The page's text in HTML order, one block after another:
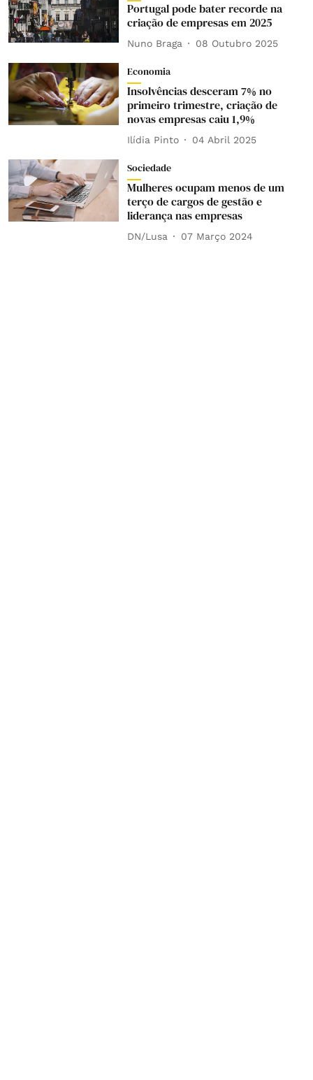
Portugal pode bater recorde na
criação de empresas em 2025
Nuno Braga 08 Outubro 2025
Economia
Insolvências desceram 7% no
primeiro trimestre, criação de
novas empresas caiu 1,9%
Ilídia Pinto 04 Abril 2025
Sociedade
Mulheres ocupam menos de um
terço de cargos de gestão e
liderança nas empresas
DN/Lusa 07 Março 2024